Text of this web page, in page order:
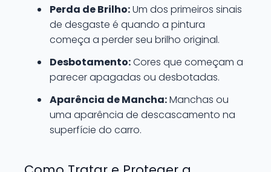
Perda de Brilho:Um dos primeiros sinais
de desgaste é quando a pintura
começa a perder seu brilho original.
Desbotamento:Cores que começam a
parecer apagadas ou desbotadas.
Aparência de Mancha:Manchas ou
uma aparência de descascamento na
superfície do carro.